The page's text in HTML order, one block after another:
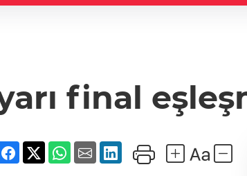
final